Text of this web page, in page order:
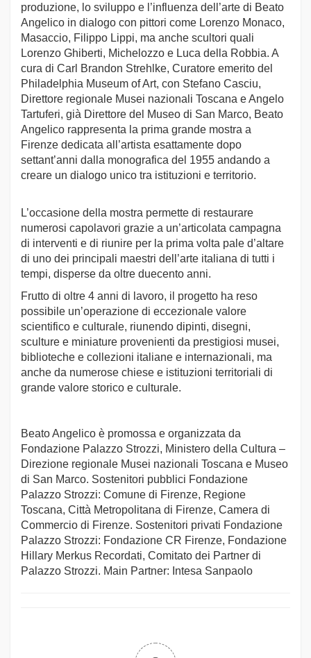
produzione, lo sviluppo e l’influenza dell’arte di Beato
Angelico in dialogo con pittori come Lorenzo Monaco,
Masaccio, Filippo Lippi, ma anche scultori quali
Lorenzo Ghiberti, Michelozzo e Luca della Robbia. A
cura di Carl Brandon Strehlke, Curatore emerito del
Philadelphia Museum of Art, con Stefano Casciu,
Direttore regionale Musei nazionali Toscana e Angelo
Tartuferi, già Direttore del Museo di San Marco, Beato
Angelico rappresenta la prima grande mostra a
Firenze dedicata all’artista esattamente dopo
settant’anni dalla monografica del 1955 andando a
creare un dialogo unico tra istituzioni e territorio.
L’occasione della mostra permette di restaurare
numerosi capolavori grazie a un’articolata campagna
di interventi e di riunire per la prima volta pale d’altare
di uno dei principali maestri dell’arte italiana di tutti i
tempi, disperse da oltre duecento anni.
Frutto di oltre 4 anni di lavoro, il progetto ha reso
possibile un’operazione di eccezionale valore
scientifico e culturale, riunendo dipinti, disegni,
sculture e miniature provenienti da prestigiosi musei,
biblioteche e collezioni italiane e internazionali, ma
anche da numerose chiese e istituzioni territoriali di
grande valore storico e culturale.
Beato Angelico è promossa e organizzata da
Fondazione Palazzo Strozzi, Ministero della Cultura –
Direzione regionale Musei nazionali Toscana e Museo
di San Marco. Sostenitori pubblici Fondazione
Palazzo Strozzi: Comune di Firenze, Regione
Toscana, Città Metropolitana di Firenze, Camera di
Commercio di Firenze. Sostenitori privati Fondazione
Palazzo Strozzi: Fondazione CR Firenze, Fondazione
Hillary Merkus Recordati, Comitato dei Partner di
Palazzo Strozzi. Main Partner: Intesa Sanpaolo